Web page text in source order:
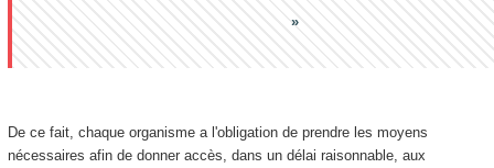
De ce fait, chaque organisme a l'obligation de prendre les moyens
nécessaires afin de donner accès, dans un délai raisonnable, aux